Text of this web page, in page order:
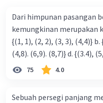
Dari himpunan pasangan
kemungkinan merupakan ko- respondensi satu-
{(1, 1), (2, 2), (3, 3), (4,4)} b. {(1, 2), (2, 3), (3, 4). (4,5)} c. {(2,7).
(4,8). (6,9). (8,7)}
75 4.0
Sebuah persegi panjang